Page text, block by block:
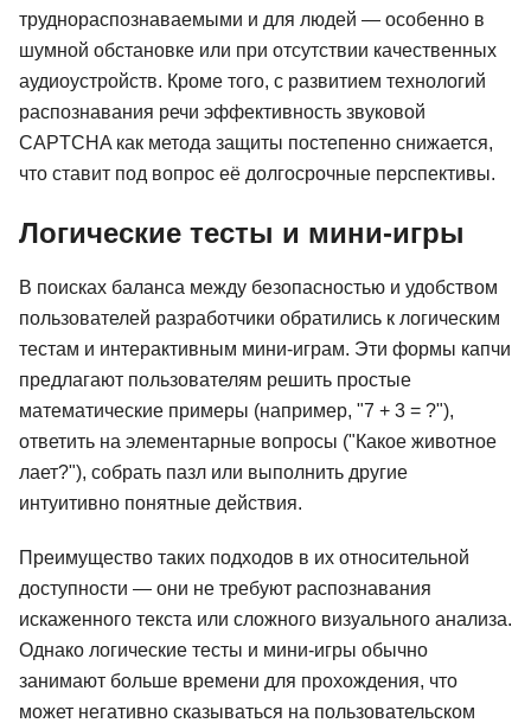
труднораспознаваемыми и для людей — особенно в
шумной обстановке или при отсутствии качественных
аудиоустройств. Кроме того, с развитием технологий
распознавания речи эффективность звуковой
CAPTCHA как метода защиты постепенно снижается,
что ставит под вопрос её долгосрочные перспективы.
Логические тесты и мини-игры
В поисках баланса между безопасностью и удобством
пользователей разработчики обратились к логическим
тестам и интерактивным мини-играм. Эти формы капчи
предлагают пользователям решить простые
математические примеры (например, "7 + 3 = ?"),
ответить на элементарные вопросы ("Какое животное
лает?"), собрать пазл или выполнить другие
интуитивно понятные действия.
Преимущество таких подходов в их относительной
доступности — они не требуют распознавания
искаженного текста или сложного визуального анализа.
Однако логические тесты и мини-игры обычно
занимают больше времени для прохождения, что
может негативно сказываться на пользовательском